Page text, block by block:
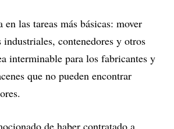
en las tareas más básicas: mover
industriales, contenedores y otros
interminable para los fabricantes y
que no pueden encontrar
de haber contratado a